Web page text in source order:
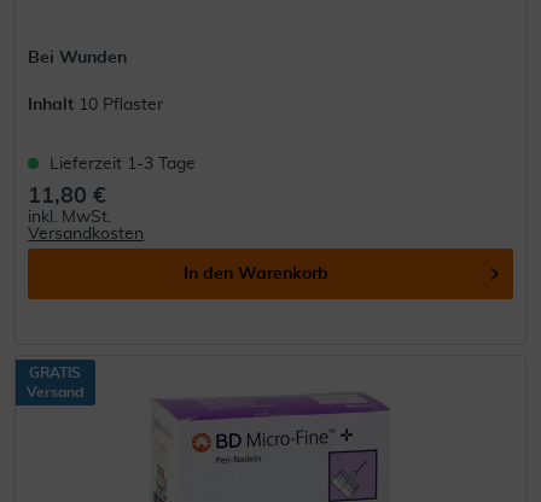
Bei Wunden
Inhalt 10 Pflaster
Lieferzeit 1-3 Tage
11,80 €
inkl. MwSt.
Versandkosten
In den Warenkorb
GRATIS
Versand